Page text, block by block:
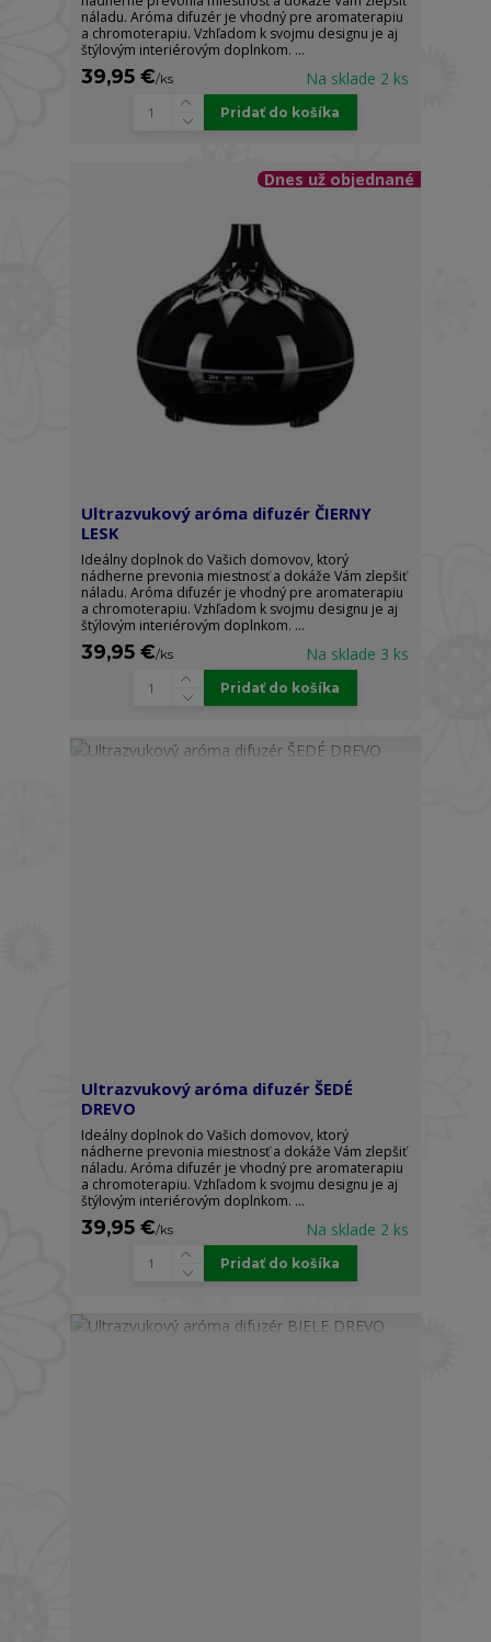
náladu. Aróma difuzér je vhodný pre aromaterapiu
a chromoterapiu. Vzhľadom k svojmu designu je aj
štýlovým interiérovým doplnkom. ...
39,95 €/ks Na sklade 2 ks
Pridať do košíka
Dnes už objednané
Ultrazvukový aróma difuzér ČIERNY
LESK
Ideálny doplnok do Vašich domovov, ktorý
nádherne prevonia miestnosť a dokáže Vám zlepšiť
náladu. Aróma difuzér je vhodný pre aromaterapiu
a chromoterapiu. Vzhľadom k svojmu designu je aj
štýlovým interiérovým doplnkom. ...
39,95 €/ks Na sklade 3 ks
Pridať do košíka
Ultrazvukový aróma difuzér ŠEDÉ
DREVO
Ideálny doplnok do Vašich domovov, ktorý
nádherne prevonia miestnosť a dokáže Vám zlepšiť
náladu. Aróma difuzér je vhodný pre aromaterapiu
a chromoterapiu. Vzhľadom k svojmu designu je aj
štýlovým interiérovým doplnkom. ...
39,95 €/ks Na sklade 2 ks
Pridať do košíka